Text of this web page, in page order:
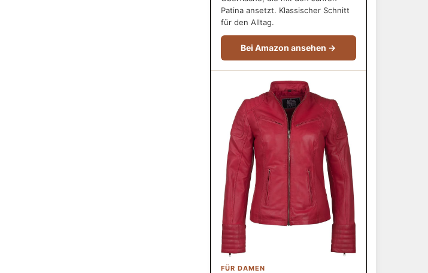
Patina ansetzt. Klassischer Schnitt
für den Alltag.
Bei Amazon ansehen →
FÜR DAMEN